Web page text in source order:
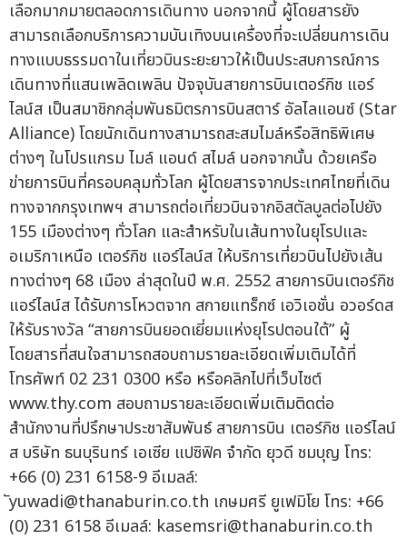
เลือกมากมายตลอดการเดินทาง นอกจากนี้ ผู้โดยสารยัง
สามารถเลือกบริการความบันเทิงบนเครื่องที่จะเปลี่ยนการเดิน
ทางแบบธรรมดาในเที่ยวบินระยะยาวให้เป็นประสบการณ์การ
เดินทางที่แสนเพลิดเพลิน ปัจจุบันสายการบินเตอร์กิช แอร์
ไลน์ส เป็นสมาชิกกลุ่มพันธมิตรการบินสตาร์ อัลไลแอนซ์ (Star
Alliance) โดยนักเดินทางสามารถสะสมไมล์หรือสิทธิพิเศษ
ต่างๆ ในโปรแกรม ไมล์ แอนด์ สไมล์ นอกจากนั้น ด้วยเครือ
ข่ายการบินที่ครอบคลุมทั่วโลก ผู้โดยสารจากประเทศไทยที่เดิน
ทางจากกรุงเทพฯ สามารถต่อเที่ยวบินจากอิสตัลบูลต่อไปยัง
155 เมืองต่างๆ ทั่วโลก และสำหรับในเส้นทางในยุโรปและ
อเมริกาเหนือ เตอร์กิช แอร์ไลน์ส ให้บริการเที่ยวบินไปยังเส้น
ทางต่างๆ 68 เมือง ล่าสุดในปี พ.ศ. 2552 สายการบินเตอร์กิช
แอร์ไลน์ส ได้รับการโหวตจาก สกายแทร็กซ์ เอวิเอชั่น อวอร์ดส
ให้รับรางวัล “สายการบินยอดเยี่ยมแห่งยุโรปตอนใต้” ผู้
โดยสารที่สนใจสามารถสอบถามรายละเอียดเพิ่มเติมได้ที่
โทรศัพท์ 02 231 0300 หรือ หรือคลิกไปที่เว็บไซต์
www.thy.com สอบถามรายละเอียดเพิ่มเติมติดต่อ
สำนักงานที่ปรึกษาประชาสัมพันธ์ สายการบิน เตอร์กิช แอร์ไลน์
ส บริษัท ธนบุรินทร์ เอเซีย แปซิฟิค จำกัด ยุวดี ชมบุญ โทร:
+66 (0) 231 6158-9 อีเมลล์:
yuwadi@thanaburin.co.th เกษมศรี ยูเฟมิโย โทร: +66
(0) 231 6158 อีเมลล์: kasemsri@thanaburin.co.th